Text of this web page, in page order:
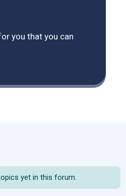
you that you can
yet in this forum.